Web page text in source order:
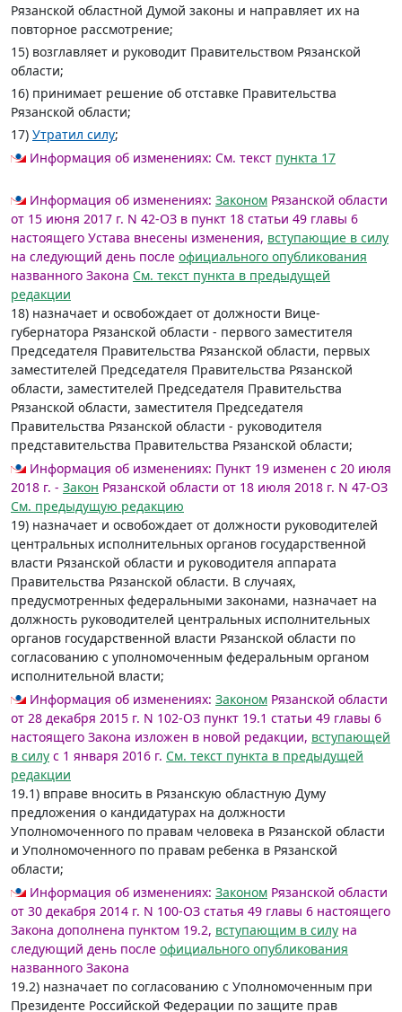
Рязанской областной Думой законы и направляет их на
повторное рассмотрение;
15) возглавляет и руководит Правительством Рязанской
области;
16) принимает решение об отставке Правительства
Рязанской области;
17) Утратил силу;
Информация об изменениях: См. текст пункта 17
Информация об изменениях: Законом Рязанской области
от 15 июня 2017 г. N 42-ОЗ в пункт 18 статьи 49 главы 6
настоящего Устава внесены изменения, вступающие в силу
на следующий день после официального опубликования
названного Закона См. текст пункта в предыдущей
редакции
18) назначает и освобождает от должности Вице-
губернатора Рязанской области - первого заместителя
Председателя Правительства Рязанской области, первых
заместителей Председателя Правительства Рязанской
области, заместителей Председателя Правительства
Рязанской области, заместителя Председателя
Правительства Рязанской области - руководителя
представительства Правительства Рязанской области;
Информация об изменениях: Пункт 19 изменен с 20 июля
2018 г. - Закон Рязанской области от 18 июля 2018 г. N 47-ОЗ
См. предыдущую редакцию
19) назначает и освобождает от должности руководителей
центральных исполнительных органов государственной
власти Рязанской области и руководителя аппарата
Правительства Рязанской области. В случаях,
предусмотренных федеральными законами, назначает на
должность руководителей центральных исполнительных
органов государственной власти Рязанской области по
согласованию с уполномоченным федеральным органом
исполнительной власти;
Информация об изменениях: Законом Рязанской области
от 28 декабря 2015 г. N 102-ОЗ пункт 19.1 статьи 49 главы 6
настоящего Закона изложен в новой редакции, вступающей
в силу с 1 января 2016 г. См. текст пункта в предыдущей
редакции
19.1) вправе вносить в Рязанскую областную Думу
предложения о кандидатурах на должности
Уполномоченного по правам человека в Рязанской области
и Уполномоченного по правам ребенка в Рязанской
области;
Информация об изменениях: Законом Рязанской области
от 30 декабря 2014 г. N 100-ОЗ статья 49 главы 6 настоящего
Закона дополнена пунктом 19.2, вступающим в силу на
следующий день после официального опубликования
названного Закона
19.2) назначает по согласованию с Уполномоченным при
Президенте Российской Федерации по защите прав